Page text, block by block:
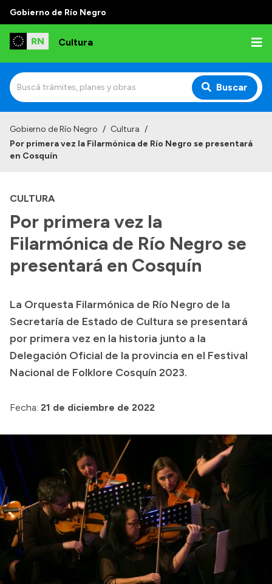
Gobierno de Río Negro
Cultura
Buscar
Institucional
Autoridades
Delegaciones
Normativa
Presupuesto
Boletín Oficial
Compras y licitaciones
Consulta de expedientes
Convocatorias
Intranet
Login
Gobierno de Río Negro / Cultura /
Por primera vez la Filarmónica de Río Negro se presentará
en Cosquín
CULTURA
Por primera vez la
Filarmónica de Río Negro se
presentará en Cosquín
La Orquesta Filarmónica de Río Negro de la
Secretaría de Estado de Cultura se presentará
por primera vez en la historia junto a la
Delegación Oficial de la provincia en el Festival
Nacional de Folklore Cosquín 2023.
Fecha: 21 de diciembre de 2022